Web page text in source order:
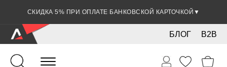
СКИДКА 5% ПРИ ОПЛАТЕ БАНКОВСКОЙ КАРТОЧКОЙ ▼
B2B
БЛОГ